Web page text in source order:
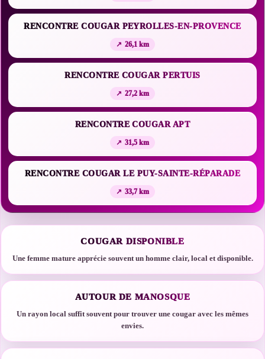
RENCONTRE COUGAR PEYROLLES-EN-PROVENCE
26,1 km
RENCONTRE COUGAR PERTUIS
27,2 km
RENCONTRE COUGAR APT
31,5 km
RENCONTRE COUGAR LE PUY-SAINTE-RÉPARADE
33,7 km
COUGAR DISPONIBLE
Une femme mature apprécie souvent un homme clair, local et disponible.
AUTOUR DE MANOSQUE
Un rayon local suffit souvent pour trouver une cougar avec les mêmes
envies.